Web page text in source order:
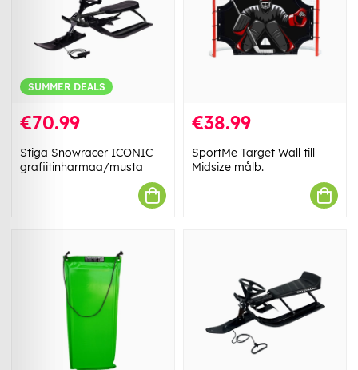
SUMMER DEALS
€70.99
Stiga Snowracer ICONIC
grafiitinharmaa/musta
€38.99
SportMe Target Wall till
Midsize målb.